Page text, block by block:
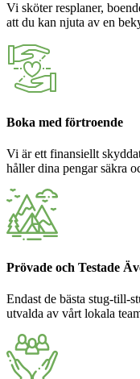
Vi sköter resplaner,
att du kan njuta av en
Boka med förtroende
Vi är ett finansiellt
håller dina pengar säkra
Prövade och Testade
Endast de bästa stug-till-
utvalda av vårt lokala